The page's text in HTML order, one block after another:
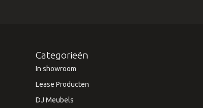
Categorieën
In showroom
Lease Producten
DJ Meubels